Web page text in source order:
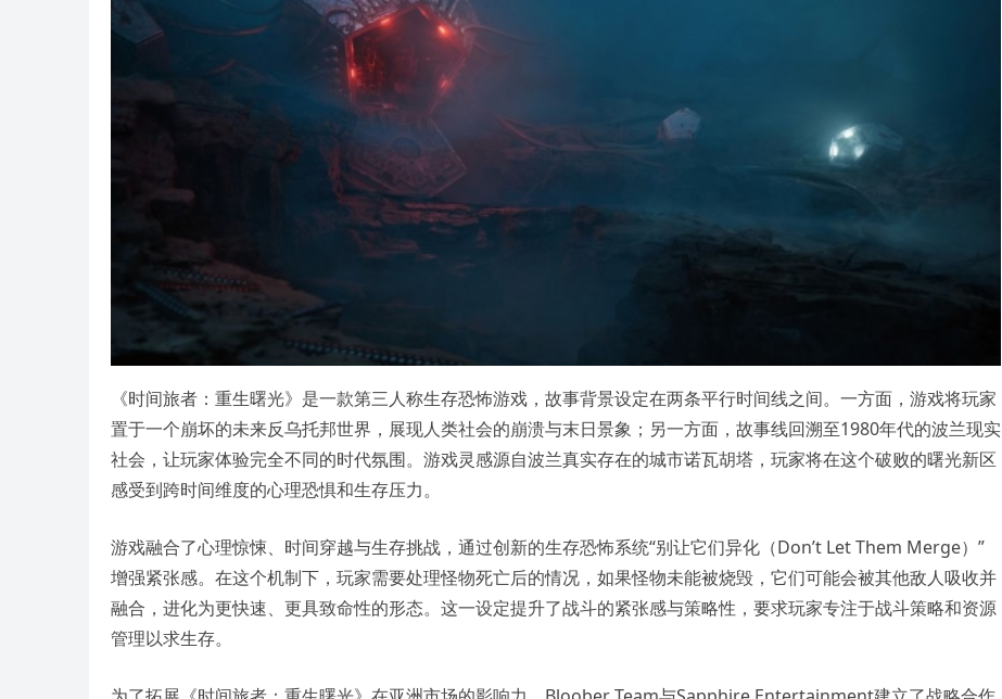
《时间旅者：重生曙光》是一款第三人称生存恐怖游戏，故事背景设定在两条平行时间线之间。一方面，游戏将玩家
置于一个崩坏的未来反乌托邦世界，展现人类社会的崩溃与末日景象；另一方面，故事线回溯至1980年代的波兰现实
社会，让玩家体验完全不同的时代氛围。游戏灵感源自波兰真实存在的城市诺瓦胡塔，玩家将在这个破败的曙光新区
感受到跨时间维度的心理恐惧和生存压力。
游戏融合了心理惊悚、时间穿越与生存挑战，通过创新的生存恐怖系统“别让它们异化（Don’t Let Them Merge）”
增强紧张感。在这个机制下，玩家需要处理怪物死亡后的情况，如果怪物未能被烧毁，它们可能会被其他敌人吸收并
融合，进化为更快速、更具致命性的形态。这一设定提升了战斗的紧张感与策略性，要求玩家专注于战斗策略和资源
管理以求生存。